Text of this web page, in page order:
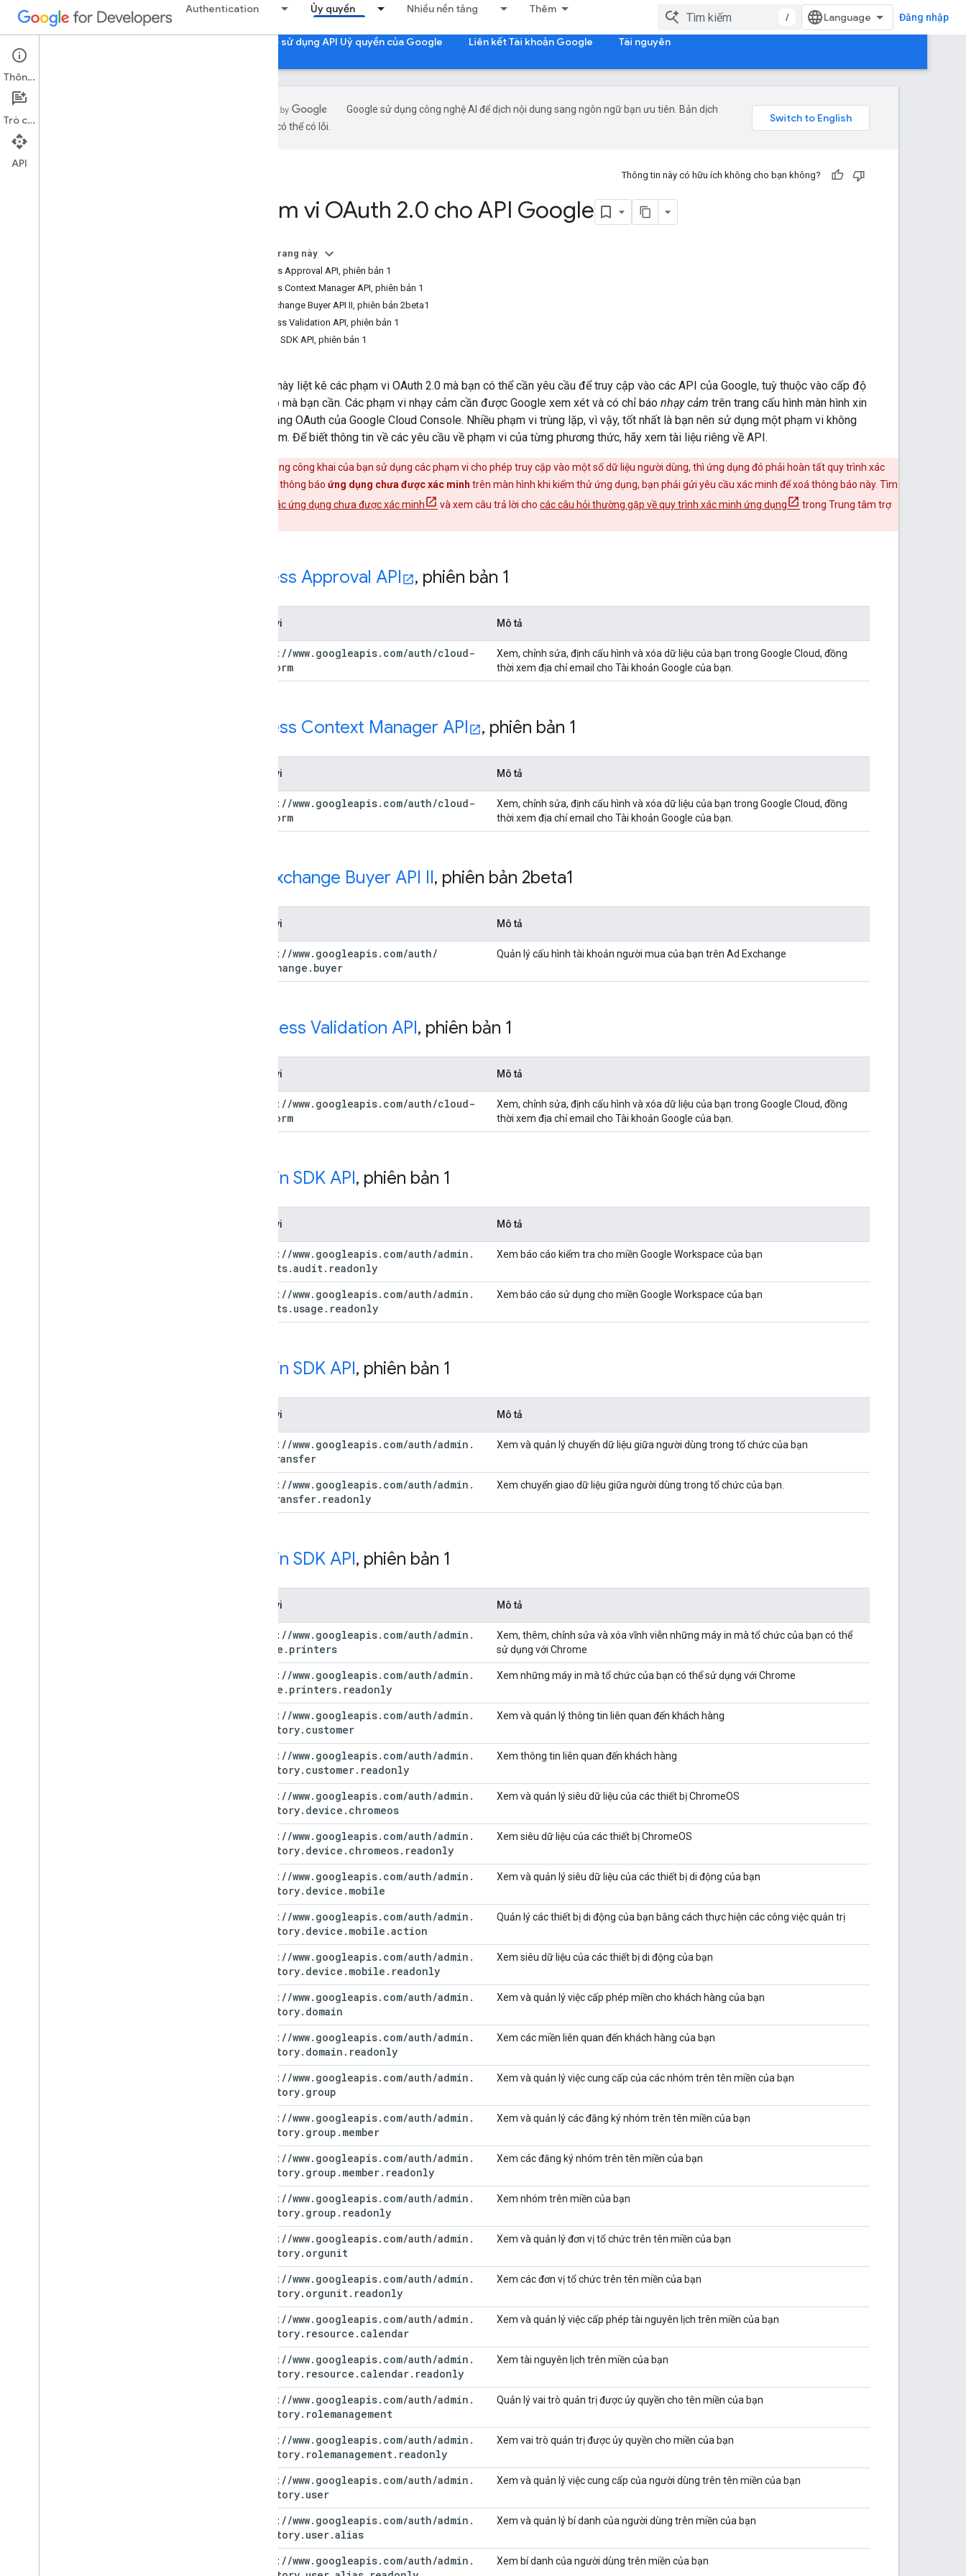
Authentication Ủy quyền Nhiều nền tảng Thêm
/ Đăng nhập
Xác minh ứng dụng để sử dụng API Uỷ quyền của Google Liên kết Tài khoản Google Tài nguyên
Uỷ quyền tài khoản Google
Tổng quan
Google sử dụng công nghệ AI để dịch nội dung sang ngôn ngữ bạn ưu tiên. Bản dịch
bằng AI có thể có lỗi.
Thông tin này có hữu ích không cho bạn không?
Phạm vi OAuth 2.0 cho API Google
Trên trang này
Access Approval API, phiên bản 1
Access Context Manager API, phiên bản 1
Ad Exchange Buyer API II, phiên bản 2beta1
Address Validation API, phiên bản 1
Admin SDK API, phiên bản 1
Tài liệu này liệt kê các phạm vi OAuth 2.0 mà bạn có thể cần yêu cầu để truy cập vào các API của Google, tuỳ thuộc vào cấp độ
truy cập mà bạn cần. Các phạm vi nhạy cảm cần được Google xem xét và có chỉ báo nhạy cảm trên trang cấu hình màn hình xin
phép bằng OAuth của Google Cloud Console. Nhiều phạm vi trùng lặp, vì vậy, tốt nhất là bạn nên sử dụng một phạm vi không
nhạy cảm. Để biết thông tin về các yêu cầu về phạm vi của từng phương thức, hãy xem tài liệu riêng về API.
Nếu ứng dụng công khai của bạn sử dụng các phạm vi cho phép truy cập vào một số dữ liệu người dùng, thì ứng dụng đó phải hoàn tất quy trình xác
minh. Nếu thấy thông báo ứng dụng chưa được xác minh trên màn hình khi kiểm thử ứng dụng, bạn phải gửi yêu cầu xác minh để xoá thông báo này. Tìm
các ứng dụng chưa được xác minh và xem câu trả lời cho các câu hỏi thường gặp về quy trình xác minh ứng dụng
trong Trung tâm trợ
Access Approval API , phiên bản 1
Phạm vi Mô tả
https: //www. googleapis. com/auth/cloud-
platform
Xem, chỉnh sửa, định cấu hình và xóa dữ liệu của bạn trong Google Cloud, đồng
thời xem địa chỉ email cho Tài khoản Google của bạn.
Access Context Manager API , phiên bản 1
Phạm vi Mô tả
https: //www. googleapis. com/auth/cloud-
platform
Xem, chỉnh sửa, định cấu hình và xóa dữ liệu của bạn trong Google Cloud, đồng
thời xem địa chỉ email cho Tài khoản Google của bạn.
Ad Exchange Buyer API II, phiên bản 2beta1
Phạm vi Mô tả
https: //www. googleapis. com/auth/
adexchange . buyer
Quản lý cấu hình tài khoản người mua của bạn trên Ad Exchange
Address Validation API, phiên bản 1
Phạm vi Mô tả
https: //www. googleapis. com/auth/cloud-
platform
Xem, chỉnh sửa, định cấu hình và xóa dữ liệu của bạn trong Google Cloud, đồng
thời xem địa chỉ email cho Tài khoản Google của bạn.
Admin SDK API, phiên bản 1
Phạm vi Mô tả
https: //www. googleapis. com/auth/admin .
reports.audit. readonly
Xem báo cáo kiểm tra cho miền Google Workspace của bạn
https: //www. googleapis. com/auth/admin .
reports. usage . readonly
Xem báo cáo sử dụng cho miền Google Workspace của bạn
Admin SDK API, phiên bản 1
Phạm vi Mô tả
https: //www. googleapis. com/auth/admin .
datatransfer
Xem và quản lý chuyển dữ liệu giữa người dùng trong tổ chức của bạn
https: //www. googleapis. com/auth/admin .
datatransfer. readonly
Xem chuyển giao dữ liệu giữa người dùng trong tổ chức của bạn.
Admin SDK API, phiên bản 1
Phạm vi Mô tả
https: //www. googleapis. com/auth/admin .
chrome . printers
Xem, thêm, chỉnh sửa và xóa vĩnh viễn những máy in mà tổ chức của bạn có thể
sử dụng với Chrome
https: //www. googleapis. com/auth/admin .
chrome . printers. readonly
Xem những máy in mà tổ chức của bạn có thể sử dụng với Chrome
https: //www. googleapis. com/auth/admin .
directory. customer
Xem và quản lý thông tin liên quan đến khách hàng
https: //www. googleapis. com/auth/admin .
directory. customer. readonly
Xem thông tin liên quan đến khách hàng
https: //www. googleapis. com/auth/admin .
directory. device . chromeos
Xem và quản lý siêu dữ liệu của các thiết bị ChromeOS
https: //www. googleapis. com/auth/admin .
directory. device . chromeos. readonly
Xem siêu dữ liệu của các thiết bị ChromeOS
https: //www. googleapis. com/auth/admin .
directory. device . mobile
Xem và quản lý siêu dữ liệu của các thiết bị di động của bạn
https: //www. googleapis. com/auth/admin .
directory. device . mobile .action
Quản lý các thiết bị di động của bạn bằng cách thực hiện các công việc quản trị
https: //www. googleapis. com/auth/admin .
directory. device . mobile . readonly
Xem siêu dữ liệu của các thiết bị di động của bạn
https: //www. googleapis. com/auth/admin .
directory. domain
Xem và quản lý việc cấp phép miền cho khách hàng của bạn
https: //www. googleapis. com/auth/admin .
directory. domain . readonly
Xem các miền liên quan đến khách hàng của bạn
https: //www. googleapis. com/auth/admin .
directory. group
Xem và quản lý việc cung cấp của các nhóm trên tên miền của bạn
https: //www. googleapis. com/auth/admin .
directory. group . member
Xem và quản lý các đăng ký nhóm trên tên miền của bạn
https: //www. googleapis. com/auth/admin .
directory. group . member. readonly
Xem các đăng ký nhóm trên tên miền của bạn
https: //www. googleapis. com/auth/admin .
directory. group . readonly
Xem nhóm trên miền của bạn
https: //www. googleapis. com/auth/admin .
directory. orgunit
Xem và quản lý đơn vị tổ chức trên tên miền của bạn
https: //www. googleapis. com/auth/admin .
directory. orgunit. readonly
Xem các đơn vị tổ chức trên tên miền của bạn
https: //www. googleapis. com/auth/admin .
directory. resource . calendar
Xem và quản lý việc cấp phép tài nguyên lịch trên miền của bạn
https: //www. googleapis. com/auth/admin .
directory. resource . calendar. readonly
Xem tài nguyên lịch trên miền của bạn
https: //www. googleapis. com/auth/admin .
directory. rolemanagement
Quản lý vai trò quản trị được ủy quyền cho tên miền của bạn
https: //www. googleapis. com/auth/admin .
directory. rolemanagement. readonly
Xem vai trò quản trị được ủy quyền cho miền của bạn
https: //www. googleapis. com/auth/admin .
directory. user
Xem và quản lý việc cung cấp của người dùng trên tên miền của bạn
https: //www. googleapis. com/auth/admin .
directory. user.alias
Xem và quản lý bí danh của người dùng trên miền của bạn
https: //www. googleapis. com/auth/admin .
Xem bí danh của người dùng trên miền của bạn
Thông tin
Trò chuyện
API